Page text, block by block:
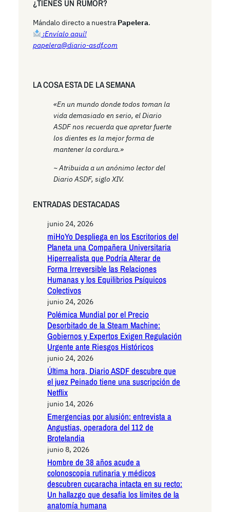
h
¿TIENES UN RUMOR?
Mándalo directo a nuestra Papelera.
¡Envíalo aquí!
papelera@diario-asdf.com
LA COSA ESTA DE LA SEMANA
«En un mundo donde todos toman la
vida demasiado en serio, el Diario
ASDF nos recuerda que apretar fuerte
los dientes es la mejor forma de
mantener la cordura.»
~ Atribuida a un anónimo lector del
Diario ASDF, siglo XIV.
ENTRADAS DESTACADAS
junio 24, 2026
miHoYo Despliega en los Escritorios del
Planeta una Compañera Universitaria
Hiperrealista que Podría Alterar de
Forma Irreversible las Relaciones
Humanas y los Equilibrios Psíquicos
Colectivos
junio 24, 2026
Polémica Mundial por el Precio
Desorbitado de la Steam Machine:
Gobiernos y Expertos Exigen Regulación
Urgente ante Riesgos Históricos
junio 24, 2026
Última hora, Diario ASDF descubre que
el juez Peinado tiene una suscripción de
Netflix
junio 14, 2026
Emergencias por alusión: entrevista a
Angustias, operadora del 112 de
Brotelandia
junio 8, 2026
Hombre de 38 años acude a
colonoscopia rutinaria y médicos
descubren cucaracha intacta en su recto:
Un hallazgo que desafía los límites de la
anatomía humana